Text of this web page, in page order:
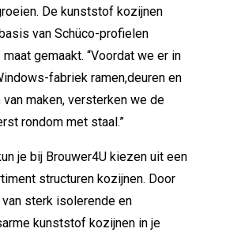
De kunststof kozijnen
van Schüco-profielen
gemaakt. “Voordat we er in
fabriek ramen,deuren en
maken, versterken we de
rondom met staal.”
je bij Brouwer4U kiezen uit een
structuren kozijnen. Door
sterk isolerende en
kunststof kozijnen in je